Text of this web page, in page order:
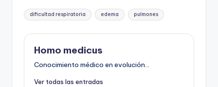
Etiquetas:
dificultad respiratoria edema pulmones
Homo medicus
Conocimiento médico en evolución...
Ver todas las entradas